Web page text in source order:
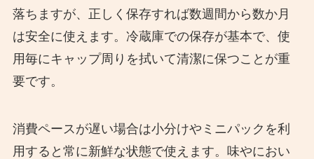
落ちますが、正しく保存すれば数週間から数か月
は安全に使えます。冷蔵庫での保存が基本で、使
用毎にキャップ周りを拭いて清潔に保つことが重
要です。
消費ペースが遅い場合は小分けやミニパックを利
用すると常に新鮮な状態で使えます。味やにおい